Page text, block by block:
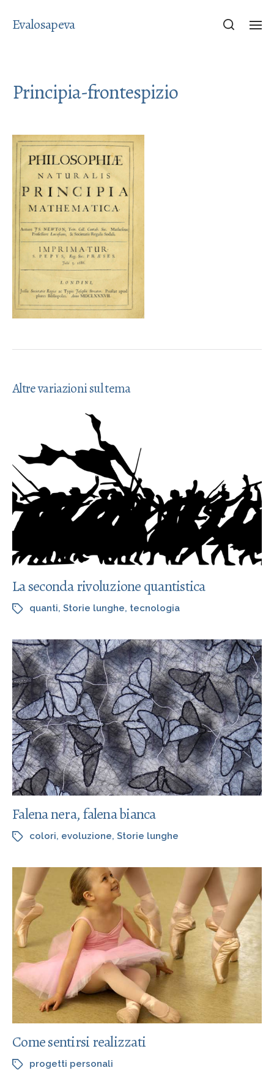
Evalosapeva
Principia-frontespizio
Altre variazioni sul tema
La seconda rivoluzione quantistica
quanti, Storie lunghe, tecnologia
Falena nera, falena bianca
colori, evoluzione, Storie lunghe
Come sentirsi realizzati
progetti personali